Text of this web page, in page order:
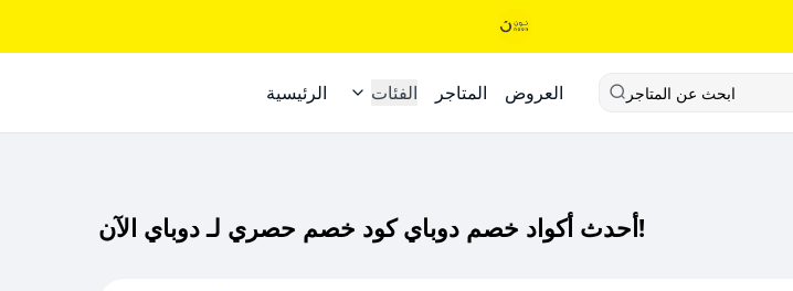
الرئيسية الفئات المتاجر العروض ابحث عن المتاجر
أحدث أكواد خصم دوباي كود خصم حصري لـ دوباي الآن!